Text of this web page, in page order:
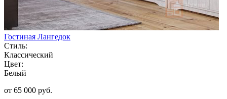
Гостиная Лангедок
Стиль:
Классический
Цвет:
Белый
от 65 000 руб.